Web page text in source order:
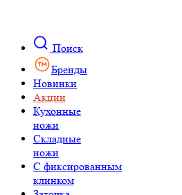
Поиск
Бренды
Новинки
Акции
Кухонные
ножи
Складные
ножи
C фиксированным
клинком